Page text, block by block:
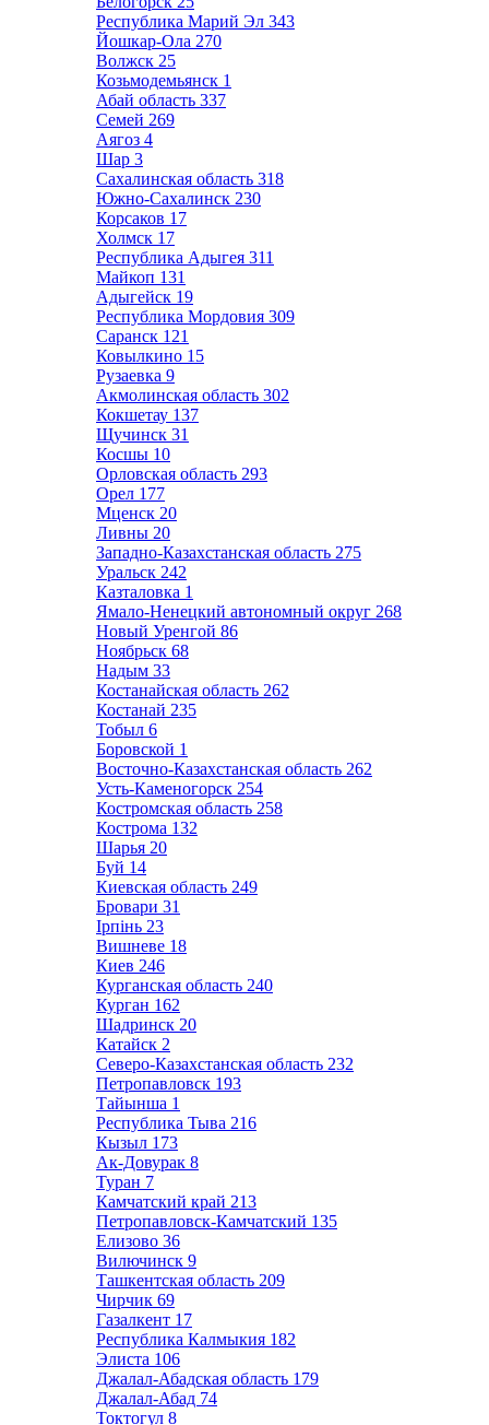
Республика Марий Эл 343
Йошкар-Ола 270
Волжск 25
Козьмодемьянск 1
Абай область 337
Семей 269
Аягоз 4
Шар 3
Сахалинская область 318
Южно-Сахалинск 230
Корсаков 17
Холмск 17
Республика Адыгея 311
Майкоп 131
Адыгейск 19
Республика Мордовия 309
Саранск 121
Ковылкино 15
Рузаевка 9
Акмолинская область 302
Кокшетау 137
Щучинск 31
Косшы 10
Орловская область 293
Орел 177
Мценск 20
Ливны 20
Западно-Казахстанская область 275
Уральск 242
Казталовка 1
Ямало-Ненецкий автономный округ 268
Новый Уренгой 86
Ноябрьск 68
Надым 33
Костанайская область 262
Костанай 235
Тобыл 6
Боровской 1
Восточно-Казахстанская область 262
Усть-Каменогорск 254
Костромская область 258
Кострома 132
Шарья 20
Буй 14
Киевская область 249
Бровари 31
Ірпінь 23
Вишневе 18
Киев 246
Курганская область 240
Курган 162
Шадринск 20
Катайск 2
Северо-Казахстанская область 232
Петропавловск 193
Тайынша 1
Республика Тыва 216
Кызыл 173
Ак-Довурак 8
Туран 7
Камчатский край 213
Петропавловск-Камчатский 135
Елизово 36
Вилючинск 9
Ташкентская область 209
Чирчик 69
Газалкент 17
Республика Калмыкия 182
Элиста 106
Джалал-Абадская область 179
Джалал-Абад 74
Токтогул 8